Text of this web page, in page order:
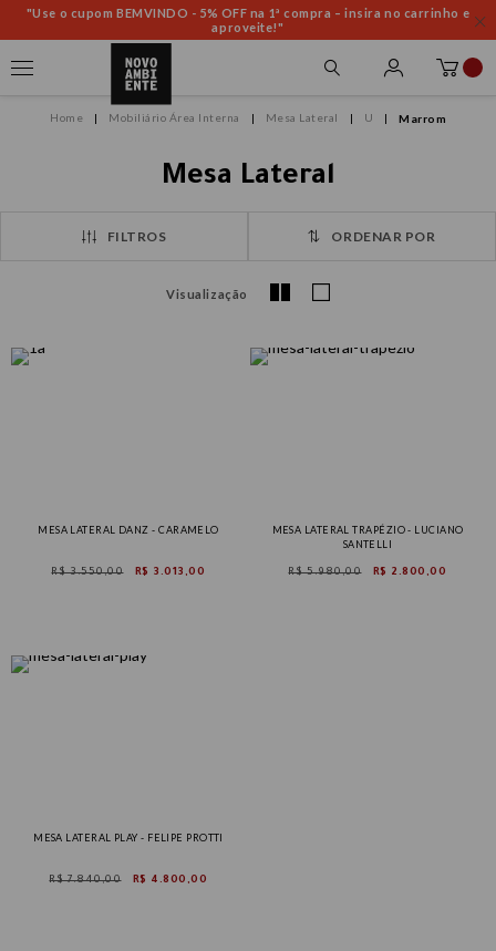
"Use o cupom BEMVINDO - 5% OFF na 1ª compra – insira no carrinho e
aproveite!"
Mobiliário Área Interna Mesa Lateral U Marrom
Mesa Lateral
FILTROS ORDENAR POR
Visualização
MESA LATERAL DANZ - CARAMELO
R$ 3.550,00 R$ 3.013,00
MESA LATERAL TRAPÉZIO - LUCIANO
SANTELLI
R$ 5.980,00 R$ 2.800,00
MESA LATERAL PLAY - FELIPE PROTTI
R$ 7.840,00 R$ 4.800,00